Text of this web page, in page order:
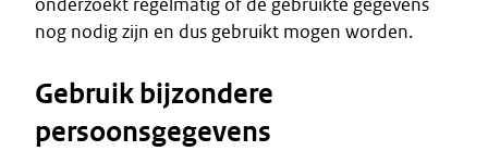
onderzoekt regelmatig of de gebruikte gegevens
nog nodig zijn en dus gebruikt mogen worden.
Gebruik bijzondere
persoonsgegevens